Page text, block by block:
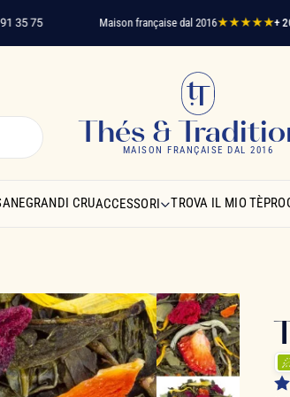
Maison française dal 2016★★★★★+ 2000
Thés &
MAISON FRANÇAISE DAL 2016
GRANDI CRUACCESSORI TROVA IL MIO TÈ